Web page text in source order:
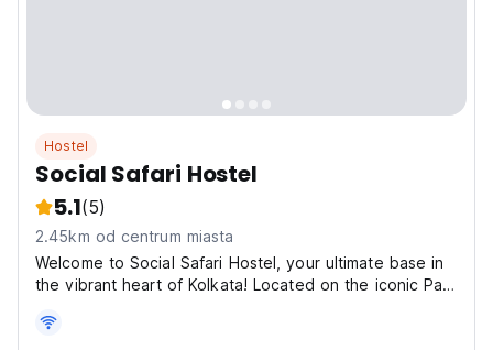
Hostel
Social Safari Hostel
5.1(5)
2.45km od centrum miasta
Welcome to Social Safari Hostel, your ultimate base in
the vibrant heart of Kolkata! Located on the iconic Park
action. Step out and find yourself surrounded by the